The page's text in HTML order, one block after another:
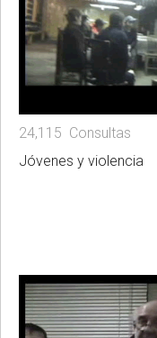
24,115 Consultas
Jóvenes y violencia